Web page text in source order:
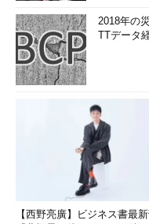
2018年の
TTデータ
【西野亮廣】ビジネス書最新